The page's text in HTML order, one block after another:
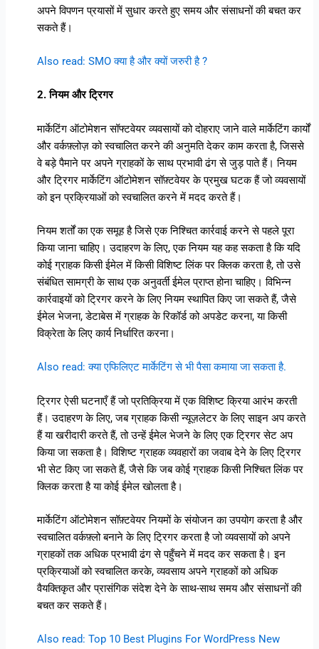
अपने विपणन प्रयासों में सुधार करते हुए समय और संसाधनों की बचत कर
सकते हैं।
Also read: SMO क्या है और क्यों जरुरी है ?
2. नियम और ट्रिगर
मार्केटिंग ऑटोमेशन सॉफ्टवेयर व्यवसायों को दोहराए जाने वाले मार्केटिंग कार्यों
और वर्कफ़्लोज़ को स्वचालित करने की अनुमति देकर काम करता है, जिससे
वे बड़े पैमाने पर अपने ग्राहकों के साथ प्रभावी ढंग से जुड़ पाते हैं। नियम
और ट्रिगर मार्केटिंग ऑटोमेशन सॉफ़्टवेयर के प्रमुख घटक हैं जो व्यवसायों
को इन प्रक्रियाओं को स्वचालित करने में मदद करते हैं।
नियम शर्तों का एक समूह है जिसे एक निश्चित कार्रवाई करने से पहले पूरा
किया जाना चाहिए। उदाहरण के लिए, एक नियम यह कह सकता है कि यदि
कोई ग्राहक किसी ईमेल में किसी विशिष्ट लिंक पर क्लिक करता है, तो उसे
संबंधित सामग्री के साथ एक अनुवर्ती ईमेल प्राप्त होना चाहिए। विभिन्न
कार्रवाइयों को ट्रिगर करने के लिए नियम स्थापित किए जा सकते हैं, जैसे
ईमेल भेजना, डेटाबेस में ग्राहक के रिकॉर्ड को अपडेट करना, या किसी
विक्रेता के लिए कार्य निर्धारित करना।
Also read: क्या एफिलिएट मार्केटिंग से भी पैसा कमाया जा सकता है.
ट्रिगर ऐसी घटनाएँ हैं जो प्रतिक्रिया में एक विशिष्ट क्रिया आरंभ करती
हैं। उदाहरण के लिए, जब ग्राहक किसी न्यूज़लेटर के लिए साइन अप करते
हैं या खरीदारी करते हैं, तो उन्हें ईमेल भेजने के लिए एक ट्रिगर सेट अप
किया जा सकता है। विशिष्ट ग्राहक व्यवहारों का जवाब देने के लिए ट्रिगर
भी सेट किए जा सकते हैं, जैसे कि जब कोई ग्राहक किसी निश्चित लिंक पर
क्लिक करता है या कोई ईमेल खोलता है।
मार्केटिंग ऑटोमेशन सॉफ़्टवेयर नियमों के संयोजन का उपयोग करता है और
स्वचालित वर्कफ़्लो बनाने के लिए ट्रिगर करता है जो व्यवसायों को अपने
ग्राहकों तक अधिक प्रभावी ढंग से पहुँचने में मदद कर सकता है। इन
प्रक्रियाओं को स्वचालित करके, व्यवसाय अपने ग्राहकों को अधिक
वैयक्तिकृत और प्रासंगिक संदेश देने के साथ-साथ समय और संसाधनों की
बचत कर सकते हैं।
Also read: Top 10 Best Plugins For WordPress New